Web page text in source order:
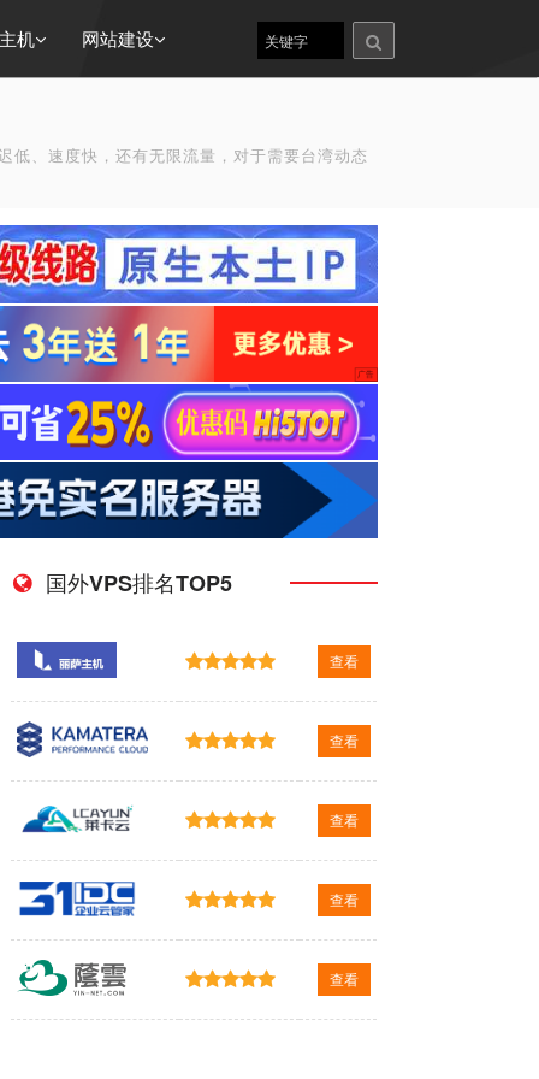
机 网站建设
、速度快，还有无限流量，对于需要台湾动态
国外VPS排名TOP5
查看
查看
查看
查看
查看